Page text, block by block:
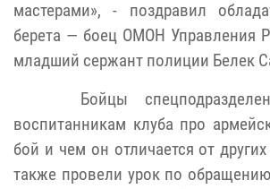
мастерами», - поздравил
берета — боец ОМОН Управления
младший сержант полиции Белек
Бойцы
воспитанникам клуба про
бой и чем он отличается от
также провели урок по